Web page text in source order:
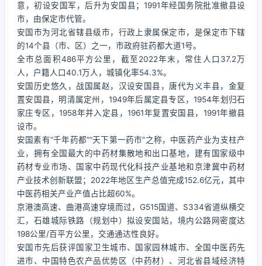
意，初设安国军，后升为安国县；1991年经国务院批准撤县设
市，由保定市代管。
安国市为河北省辖县级市，行政上隶属保定市，是保定市下辖
的14个县（市、区）之一，市政府驻药都大道1号。
全市总面积486平方公里，截至2022年末，常住人口37.2万
人，户籍人口40.1万人，城镇化率54.3%。
安国历史悠久，战国属赵，汉设安国县，唐代为义丰县，金复
置安国县，明清属定州，1949年后属定县专区，1954年划归石
家庄专区，1958年并入定县，1961年复置安国县，1991年撤县
设市。
安国素有“千年药都”“天下第一药市”之称，中医药产业为支柱产
业，拥有全国最大的中药材集散地和出口基地，建有国家级中
药材专业市场、国家中药现代化科技产业基地和京津冀中药材
产业技术创新联盟；2022年地区生产总值完成152.6亿元，其中
中医药相关产业产值占比超60%。
京港澳高速、曲港高速穿境而过，G515国道、S334省道纵横交
汇，石雄城际铁路（规划中）拟设安国站，境内公路网密度达
198公里/百平方公里，交通通达性良好。
安国市先后获评国家卫生城市、国家园林城市、全国中医药先
进市、中国特色农产品优势区（中药材）、河北省县域经济特